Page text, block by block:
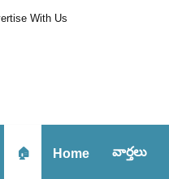
With Us
🏠 Home వార్త‌లు